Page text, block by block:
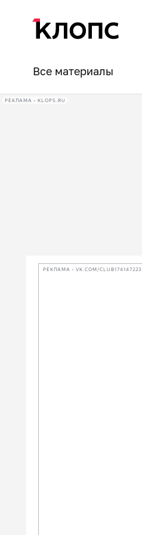
Все материалы
РЕКЛАМА • KLOPS.RU
РЕКЛАМА • VK.COM/CLUB174147223